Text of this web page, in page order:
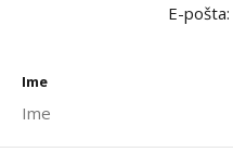
E-pošta:
Ime